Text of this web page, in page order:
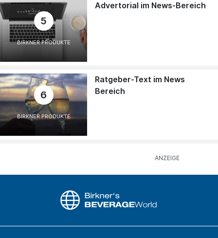
5
BIRKNER PRODUKTE
Advertorial im News-Bereich
6
BIRKNER PRODUKTE
Ratgeber-Text im News
Bereich